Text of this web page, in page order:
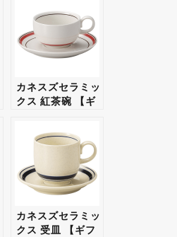
カネスズセラミッ
クス 紅茶碗 【ギ
対応可】
カネスズセラミッ
クス 受皿 【ギフ